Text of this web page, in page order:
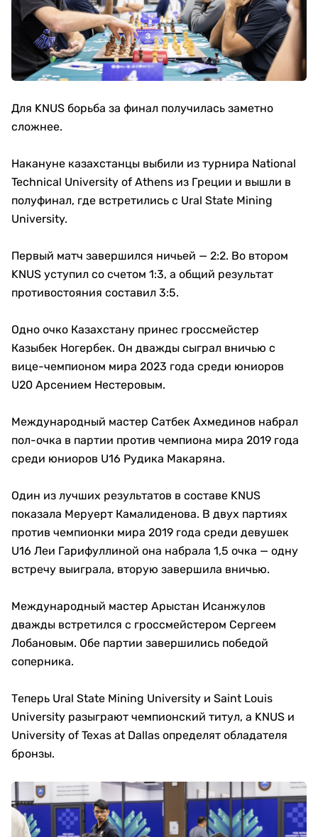
Для KNUS борьба за финал получилась заметно
сложнее.
Накануне казахстанцы выбили из турнира National
Technical University of Athens из Греции и вышли в
полуфинал, где встретились с Ural State Mining
University.
Первый матч завершился ничьей — 2:2. Во втором
KNUS уступил со счетом 1:3, а общий результат
противостояния составил 3:5.
Одно очко Казахстану принес гроссмейстер
Казыбек Ногербек. Он дважды сыграл вничью с
вице-чемпионом мира 2023 года среди юниоров
U20 Арсением Нестеровым.
Международный мастер Сатбек Ахмединов набрал
пол-очка в партии против чемпиона мира 2019 года
среди юниоров U16 Рудика Макаряна.
Один из лучших результатов в составе KNUS
показала Меруерт Камалиденова. В двух партиях
против чемпионки мира 2019 года среди девушек
U16 Леи Гарифуллиной она набрала 1,5 очка — одну
встречу выиграла, вторую завершила вничью.
Международный мастер Арыстан Исанжулов
дважды встретился с гроссмейстером Сергеем
Лобановым. Обе партии завершились победой
соперника.
Теперь Ural State Mining University и Saint Louis
University разыграют чемпионский титул, а KNUS и
University of Texas at Dallas определят обладателя
бронзы.